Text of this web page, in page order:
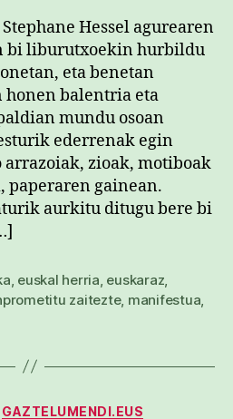
Hessel agurearen
bi liburutxoekin hurbildu
eta benetan
honen balentria eta
mundu osoan
ederrenak egin
zioak, motiboak
gainean.
aurkitu ditugu bere bi
euskal herria euskaraz
zaitezte, manifestua
Kategoriak
GAZTELUMENDI.EUS